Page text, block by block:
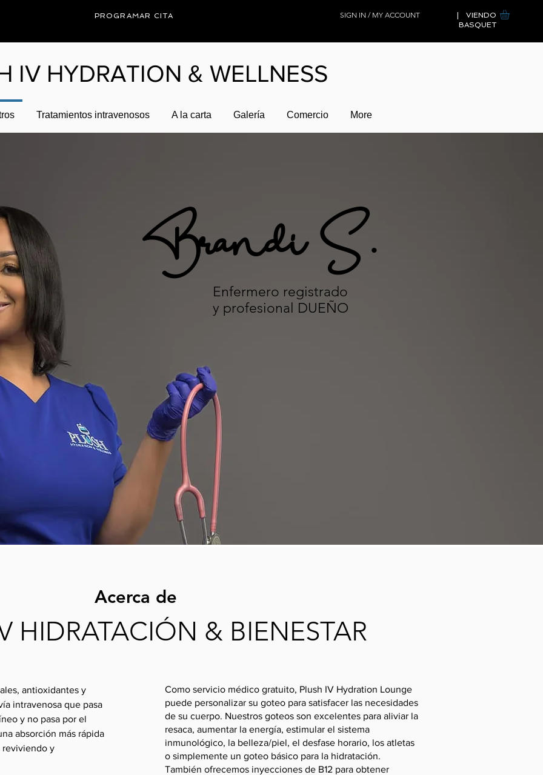
PROGRAMAR CITA SIGN IN / MY ACCOUNT
| VIENDO
BASQUET
IV HYDRATION & WELLNESS
Tratamientos intravenosos A la carta Galería Comercio More
Brandi S.
Enfermero registrado
y profesional DUEÑO
Acerca de
HIDRATACIÓN & BIENESTAR
antioxidantes y
intravenosa que pasa
y no pasa por el
absorción más rápida
reviviendo y
Como servicio médico gratuito, Plush IV Hydration Lounge
puede personalizar su goteo para satisfacer las necesidades
de su cuerpo. Nuestros goteos son excelentes para aliviar la
resaca, aumentar la energía, estimular el sistema
inmunológico, la belleza/piel, el desfase horario, los atletas
o simplemente un goteo básico para la hidratación.
También ofrecemos inyecciones de B12 para obtener